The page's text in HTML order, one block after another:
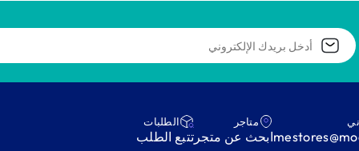
متاجر
ابحث عن متجر
‫الطلبات‬
‫تتبع الطلب‬